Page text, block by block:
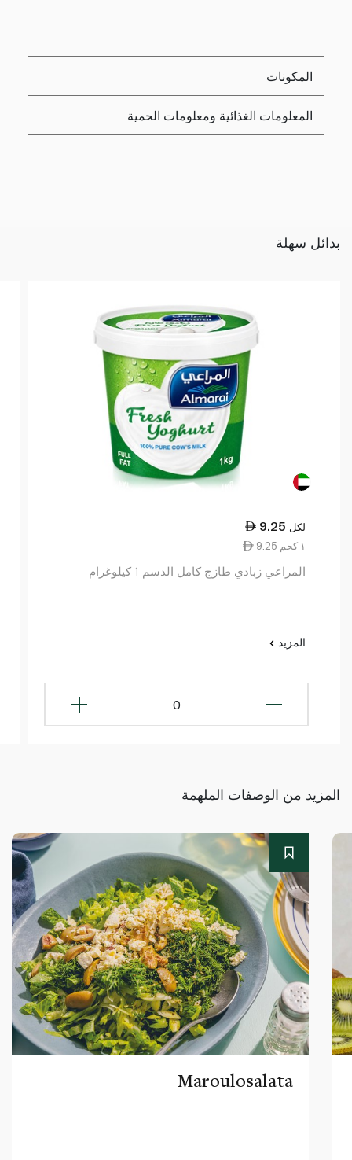
المكونات
المعلومات الغذائية ومعلومات الحمية
بدائل سهلة
9.25 لكل
9.25 ١ كجم
المراعي زبادي طازج كامل الدسم 1 كيلوغرام
المزيد
0
المزيد من الوصفات الملهمة
Maroulosalata